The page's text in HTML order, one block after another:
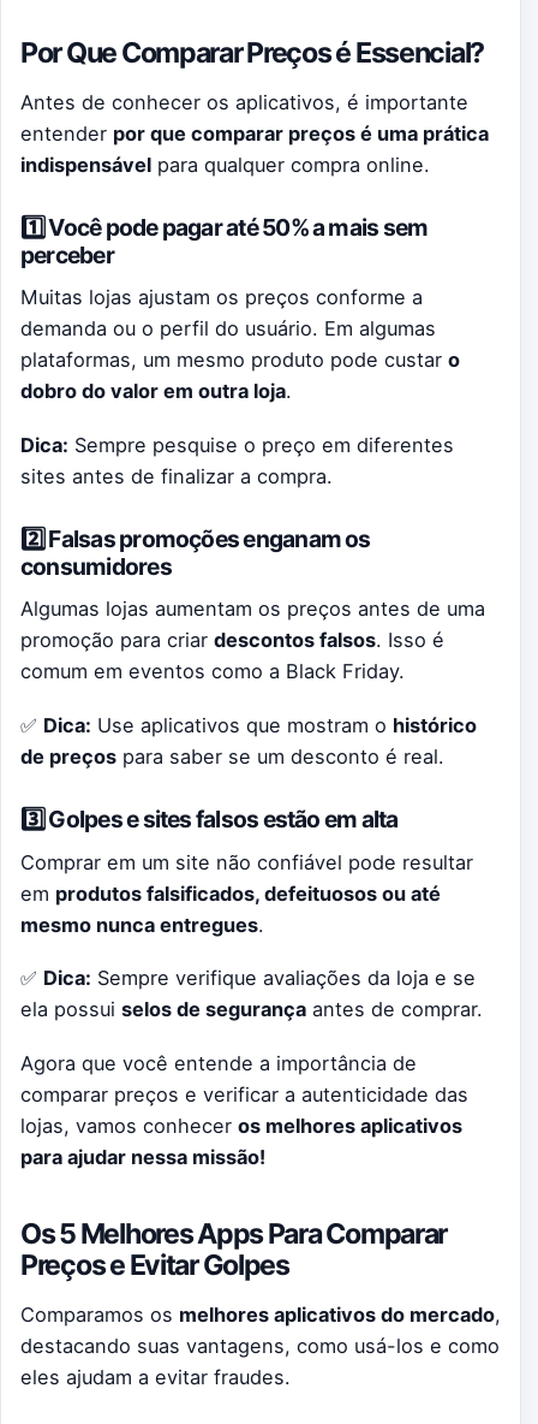
Por Que Comparar Preços é Essencial?
Antes de conhecer os aplicativos, é importante
entender por que comparar preços é uma prática
indispensável para qualquer compra online.
1️⃣ Você pode pagar até 50% a mais sem
perceber
Muitas lojas ajustam os preços conforme a
demanda ou o perfil do usuário. Em algumas
plataformas, um mesmo produto pode custar o
dobro do valor em outra loja.
Dica: Sempre pesquise o preço em diferentes
sites antes de finalizar a compra.
2️⃣ Falsas promoções enganam os
consumidores
Algumas lojas aumentam os preços antes de uma
promoção para criar descontos falsos. Isso é
comum em eventos como a Black Friday.
✅ Dica: Use aplicativos que mostram o histórico
de preços para saber se um desconto é real.
3️⃣ Golpes e sites falsos estão em alta
Comprar em um site não confiável pode resultar
em produtos falsificados, defeituosos ou até
mesmo nunca entregues.
✅ Dica: Sempre verifique avaliações da loja e se
ela possui selos de segurança antes de comprar.
Agora que você entende a importância de
comparar preços e verificar a autenticidade das
lojas, vamos conhecer os melhores aplicativos
para ajudar nessa missão!
Os 5 Melhores Apps Para Comparar
Preços e Evitar Golpes
Comparamos os melhores aplicativos do mercado,
destacando suas vantagens, como usá-los e como
eles ajudam a evitar fraudes.